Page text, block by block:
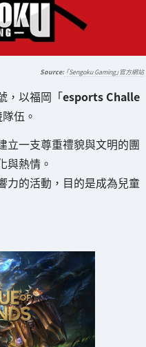
「Sengoku Gaming」官方網站
，以福岡「esports Challe
伍。
立一支尊重禮貌與文明的團
與熱情。
力的活動，目的是成為兒童